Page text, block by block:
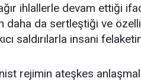
ihlallerle devam ettiği
daha da sertleştiği ve
saldırılarla insani
rejimin ateşkes